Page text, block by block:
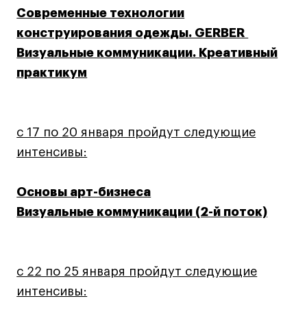
UX/UI-дизайн
Маркетинг
Все программы
Мода
Маркетинг
Иллюстрация
Диджитал
Навыки предпринимателя и управленца
Онлайн
Современные технологии
конструирования одежды. GERBER
Визуальные коммуникации. Креативный
практикум
с 17 по 20 января пройдут следующие
интенсивы:
Основы арт-бизнеса
Визуальные коммуникации (2-й поток)
с 22 по 25 января пройдут следующие
интенсивы: